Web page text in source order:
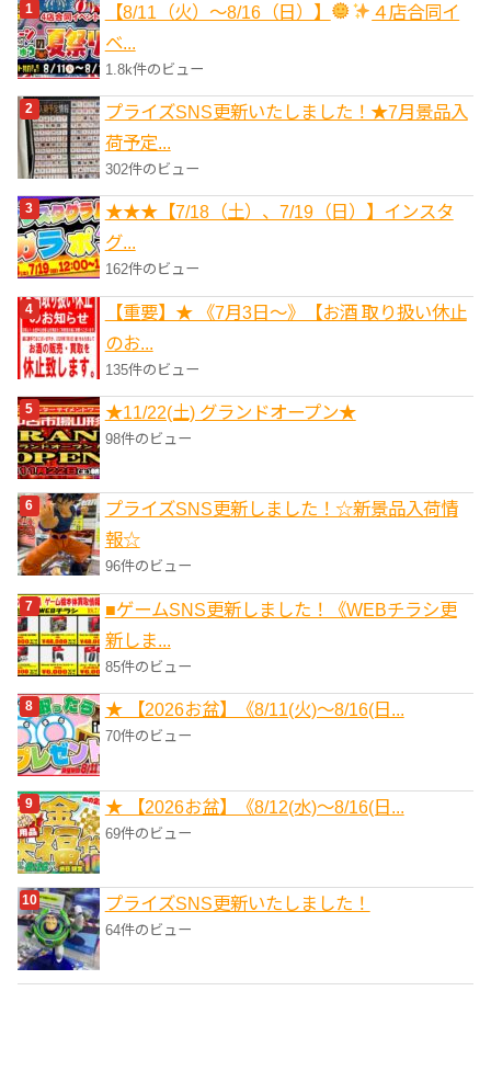
ー
【8/11（火）～8/16（日）】
４店合同イ
ベ...
1.8k件のビュー
プライズSNS更新いたしました！★7月景品入
荷予定...
302件のビュー
★★★【7/18（土）、7/19（日）】インスタ
グ...
162件のビュー
【重要】★ 《7月3日～》【お酒 取り扱い休止
のお...
135件のビュー
★11/22(土) グランドオープン★
98件のビュー
プライズSNS更新しました！☆新景品入荷情
報☆
96件のビュー
■ゲームSNS更新しました！《WEBチラシ更
新しま...
85件のビュー
★ 【2026お盆】《8/11(火)～8/16(日...
70件のビュー
★ 【2026お盆】《8/12(水)～8/16(日...
69件のビュー
プライズSNS更新いたしました！
64件のビュー